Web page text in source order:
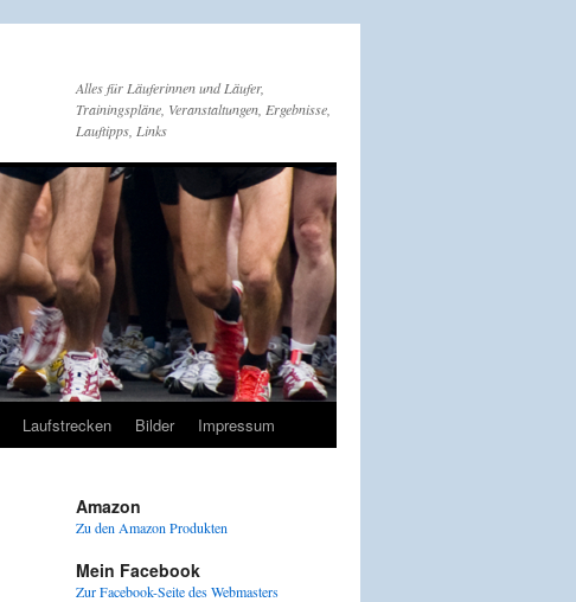
Alles für Läuferinnen und Läufer,
Trainingspläne, Veranstaltungen, Ergebnisse,
Lauftipps, Links
Laufstrecken Bilder Impressum
Amazon
Zu den Amazon Produkten
Mein Facebook
Zur Facebook-Seite des Webmasters